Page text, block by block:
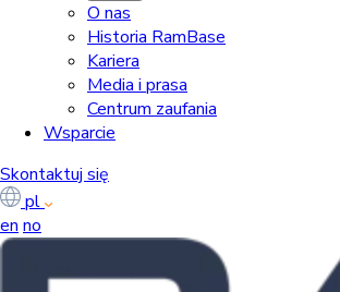
O nas
Historia RamBase
Kariera
Media i prasa
Centrum zaufania
Wsparcie
Skontaktuj się
pl
en no